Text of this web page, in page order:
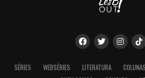
SÉRIES WEBSÉRIES LITERATURA COLUNAS